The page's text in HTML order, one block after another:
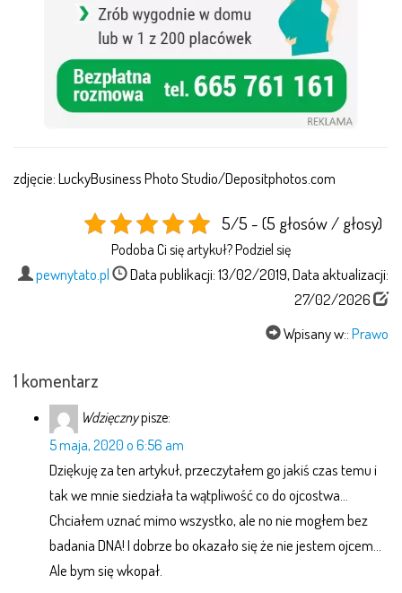
zdjęcie: LuckyBusiness Photo Studio/Depositphotos.com
5/5 - (5 głosów / głosy)
Podoba Ci się artykuł? Podziel się
pewnytato.pl
Data publikacji: 13/02/2019, Data aktualizacji:
27/02/2026
Wpisany w::Prawo
1 komentarz
Wdzięcznypisze:
5 maja, 2020 o 6:56 am
Dziękuję za ten artykuł, przeczytałem go jakiś czas temu i
tak we mnie siedziała ta wątpliwość co do ojcostwa…
Chciałem uznać mimo wszystko, ale no nie mogłem bez
badania DNA! I dobrze bo okazało się że nie jestem ojcem…
Ale bym się wkopał.